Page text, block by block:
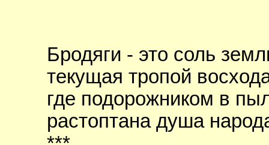
Бродяги - это соль
текущая тропой
где подорожником в
растоптана душа